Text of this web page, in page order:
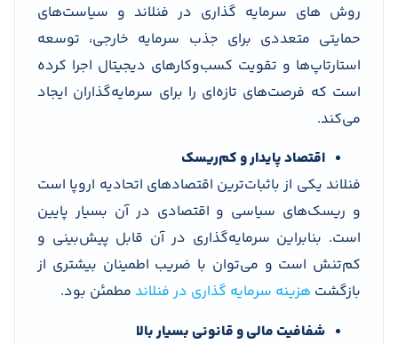
روش های سرمایه گذاری در فنلاند و سیاست‌های
حمایتی متعددی برای جذب سرمایه خارجی، توسعه
استارتاپ‌ها و تقویت کسب‌وکارهای دیجیتال اجرا کرده
است که فرصت‌های تازه‌ای را برای سرمایه‌گذاران ایجاد
می‌کند.
اقتصاد پایدار و کم‌ریسک
فنلاند یکی از باثبات‌ترین اقتصادهای اتحادیه اروپا است
و ریسک‌های سیاسی و اقتصادی در آن بسیار پایین
است. بنابراین سرمایه‌گذاری در آن قابل پیش‌بینی و
کم‌تنش است و می‌توان با ضریب اطمینان بیشتری از
بازگشت هزینه سرمایه گذاری در فنلاند مطمئن بود.
شفافیت مالی و قانونی بسیار بالا